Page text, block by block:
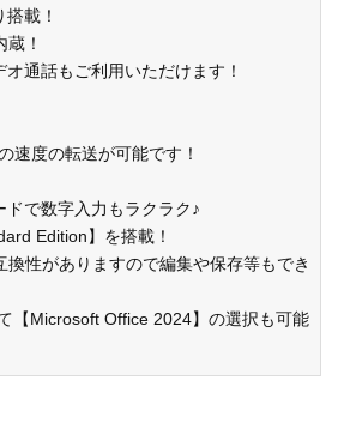
載！
！
通話もご利用いただけます！
速度の転送が可能です！
ドで数字入力もラクラク♪
Edition】を搭載！
性がありますので編集や保存等もでき
【Microsoft Office 2024】の選択も可能